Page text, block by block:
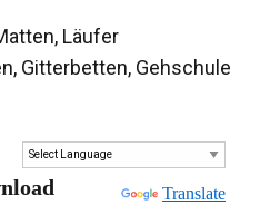
Läufer
Gitterbetten, Gehschule
Powered by Translate